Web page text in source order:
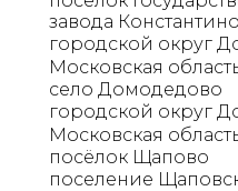
завода
городской округ
Московская
село Домодедово
городской округ
Московская
посёлок Щапово
поселение